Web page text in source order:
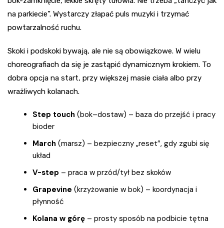
na parkiecie”. Wystarczy złapać puls muzyki i trzymać
powtarzalność ruchu.
Skoki i podskoki bywają, ale nie są obowiązkowe. W wielu
choreografiach da się je zastąpić dynamicznym krokiem. To
dobra opcja na start, przy większej masie ciała albo przy
wrażliwych kolanach.
Step touch (bok–dostaw) – baza do przejść i pracy
bioder
March (marsz) – bezpieczny „reset”, gdy zgubi się
układ
V-step – praca w przód/tył bez skoków
Grapevine (krzyżowanie w bok) – koordynacja i
płynność
Kolana w górę – prosty sposób na podbicie tętna